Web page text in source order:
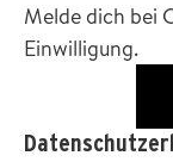
Melde dich bei
Einwilligung.